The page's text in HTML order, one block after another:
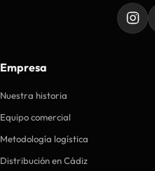
Empresa
Nuestra historia
Equipo comercial
Metodología logística
Distribución en Cádiz